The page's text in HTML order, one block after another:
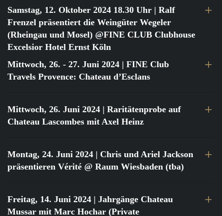
Samstag, 12. Oktober 2024 18.30 Uhr | Ralf
Frenzel präsentiert die Weingüter Wegeler
(Rheingau und Mosel) @FINE CLUB Clubhouse
Excelsior Hotel Ernst Köln
Mittwoch, 26. - 27. Juni 2024 | FINE Club
Travels Provence: Chateau d’Esclans
Mittwoch, 26. Juni 2024 | Raritätenprobe auf
Chateau Lascombes mit Axel Heinz
Montag, 24. Juni 2024 | Chris und Ariel Jackson
präsentieren Vérité @ Raum Wiesbaden (tba)
Freitag, 14. Juni 2024 | Jahrgänge Chateau
Mussar mit Marc Hochar (Private